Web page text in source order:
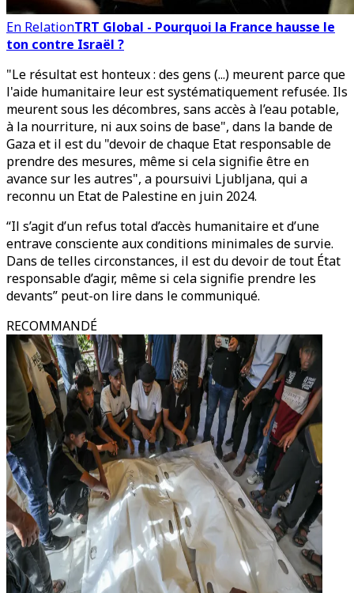
En RelationTRT Global - Pourquoi la France hausse le
ton contre Israël ?
"Le résultat est honteux : des gens (...) meurent parce que
l'aide humanitaire leur est systématiquement refusée. Ils
meurent sous les décombres, sans accès à l’eau potable,
à la nourriture, ni aux soins de base", dans la bande de
Gaza et il est du "devoir de chaque Etat responsable de
prendre des mesures, même si cela signifie être en
avance sur les autres", a poursuivi Ljubljana, qui a
reconnu un Etat de Palestine en juin 2024.
“Il s’agit d’un refus total d’accès humanitaire et d’une
entrave consciente aux conditions minimales de survie.
Dans de telles circonstances, il est du devoir de tout État
responsable d’agir, même si cela signifie prendre les
devants” peut-on lire dans le communiqué.
RECOMMANDÉ